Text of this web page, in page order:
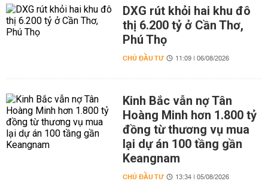
DXG rút khỏi hai khu đô
thị 6.200 tỷ ở Cần Thơ,
Phú Thọ
CHỦ ĐẦU TƯ 11:09 | 06/08/2026
Kinh Bắc vẫn nợ Tân
Hoàng Minh hơn 1.800 tỷ
đồng từ thương vụ mua
lại dự án 100 tầng gần
Keangnam
CHỦ ĐẦU TƯ 13:34 | 05/08/2026